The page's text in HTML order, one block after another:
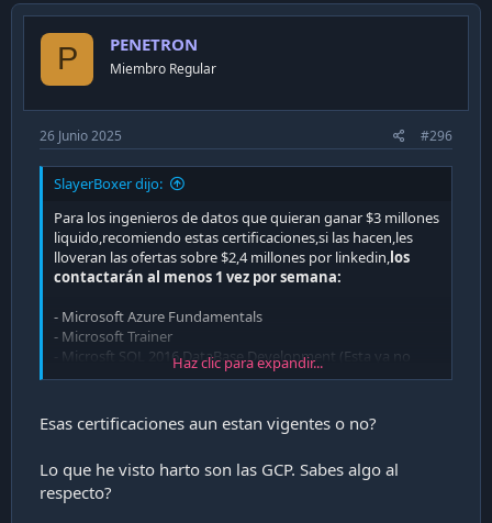
P PENETRON
Miembro Regular
26 Junio 2025 #296
SlayerBoxer dijo:
Para los ingenieros de datos que quieran ganar $3 millones
liquido,recomiendo estas certificaciones,si las hacen,les
lloveran las ofertas sobre $2,4 millones por linkedin,los
contactarán al menos 1 vez por semana:
- Microsoft Azure Fundamentals
- Microsoft Trainer
- Microsft SQL 2016 DataBase Development (Esta ya no
existe,pero si la tienen será un gran plus)
existe,pero si la tienen será un gran plus)
producto,asi que deberian seguir la de rol ingeniero de
datos.
Haz clic para expandir...
Esas certificaciones aun estan vigentes o no?
Lo que he visto harto son las GCP. Sabes algo al
respecto?